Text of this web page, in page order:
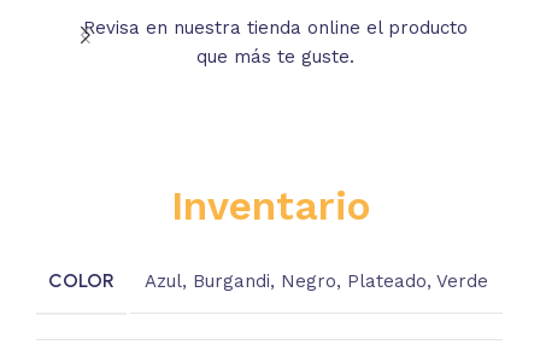
Revisa en nuestra tienda online el producto
que más te guste.
Inventario
COLOR Azul, Burgandi, Negro, Plateado,Verde